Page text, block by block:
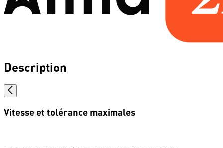
Description
Vitesse et tolérance maximales